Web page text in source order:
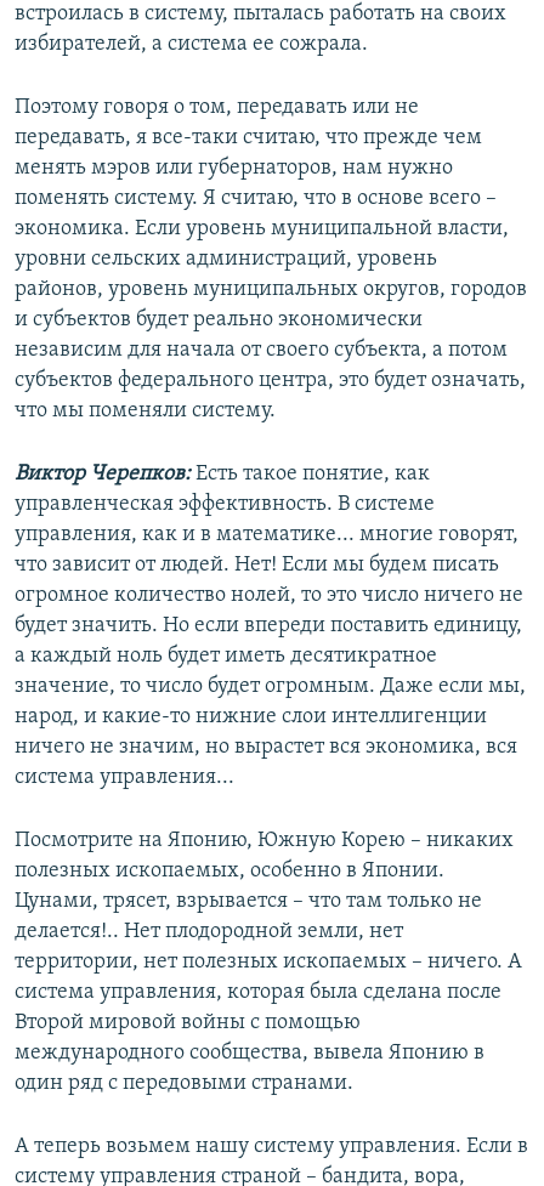
встроилась в систему, пыталась работать на своих
избирателей, а система ее сожрала.
Поэтому говоря о том, передавать или не
передавать, я все-таки считаю, что прежде чем
менять мэров или губернаторов, нам нужно
поменять систему. Я считаю, что в основе всего –
экономика. Если уровень муниципальной власти,
уровни сельских администраций, уровень
районов, уровень муниципальных округов, городов
и субъектов будет реально экономически
независим для начала от своего субъекта, а потом
субъектов федерального центра, это будет означать,
что мы поменяли систему.
Виктор Черепков:Есть такое понятие, как
управленческая эффективность. В системе
управления, как и в математике... многие говорят,
что зависит от людей. Нет! Если мы будем писать
огромное количество нолей, то это число ничего не
будет значить. Но если впереди поставить единицу,
а каждый ноль будет иметь десятикратное
значение, то число будет огромным. Даже если мы,
народ, и какие-то нижние слои интеллигенции
ничего не значим, но вырастет вся экономика, вся
система управления...
Посмотрите на Японию, Южную Корею – никаких
полезных ископаемых, особенно в Японии.
Цунами, трясет, взрывается – что там только не
делается!.. Нет плодородной земли, нет
территории, нет полезных ископаемых – ничего. А
система управления, которая была сделана после
Второй мировой войны с помощью
международного сообщества, вывела Японию в
один ряд с передовыми странами.
А теперь возьмем нашу систему управления. Если в
систему управления страной – бандита, вора,